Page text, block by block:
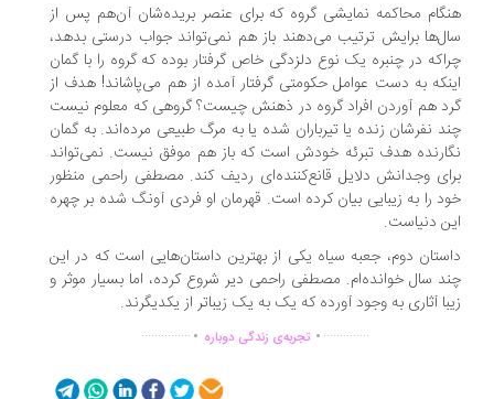
محاکمه نمایشی گروه که برای عنصر بریده‌شان آن‌هم پس از
برایش ترتیب می‌دهند باز هم نمی‌تواند جواب درستی بدهد،
در چنبره یک نوع دلزدگی خاص گرفتار بوده که گروه را با گمان
به دست عوامل حکومتی گرفتار آمده از هم می‌پاشاند! هدف از
هم آوردن افراد گروه در ذهنش چیست؟ گروهی که معلوم نیست
نفرشان زنده یا تیرباران شده یا به مرگ طبیعی مرده‌اند. به گمان
هدف تبرئه خودش است که باز هم موفق نیست. نمی‌تواند
وجدانش دلایل قانع‌کننده‌ای ردیف کند. مصطفی راحمی منظور
را به زیبایی بیان کرده است. قهرمان او فردی آونگ شده بر چهره
دنیاست.
دوم، جعبه سیاه یکی از بهترین داستان‌هایی است که در این
سال خوانده‌ام. مصطفی راحمی دیر شروع کرده، اما بسیار موثر و
آثاری به وجود آورده که یک به یک زیباتر از یکدیگرند.
................تجربه‌ی زندگی دوباره ...............